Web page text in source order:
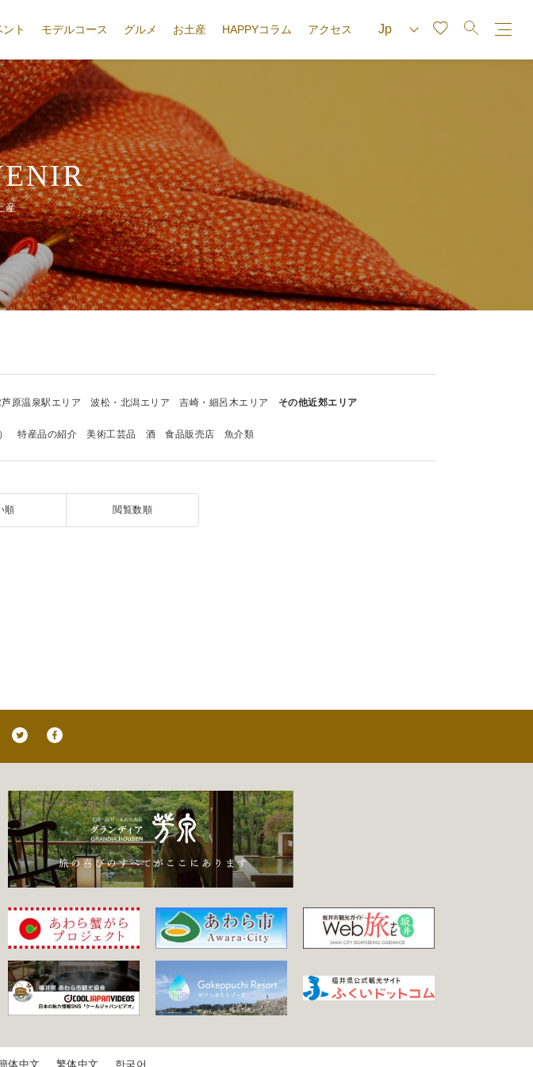
ント モデルコース グルメ お土産 HAPPYコラム アクセス
産
原温泉駅エリア 波松・北潟エリア 吉崎・細呂木エリア その他近郊エリア
特産品の紹介 美術工芸品 酒 食品販売店 魚介類
順 閲覧数順
体中文 繁体中文 한국어